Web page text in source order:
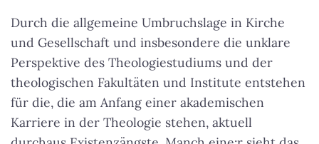
Durch die allgemeine Umbruchslage in Kirche
und Gesellschaft und insbesondere die unklare
Perspektive des Theologiestudiums und der
theologischen Fakultäten und Institute entstehen
für die, die am Anfang einer akademischen
Karriere in der Theologie stehen, aktuell